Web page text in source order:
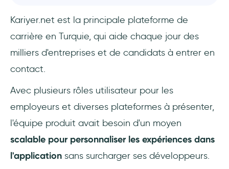
Kariyer.net est la principale plateforme de
carrière en Turquie, qui aide chaque jour des
milliers d'entreprises et de candidats à entrer en
contact.
Avec plusieurs rôles utilisateur pour les
employeurs et diverses plateformes à présenter,
l'équipe produit avait besoin d'un moyen
scalable pour personnaliser les expériences dans
l'application sans surcharger ses développeurs.